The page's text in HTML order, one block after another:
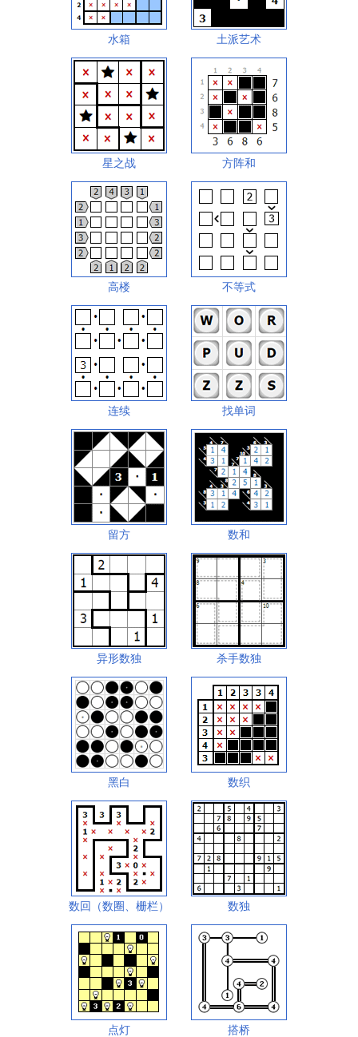
水箱 土派艺术
星之战 方阵和
高楼 不等式
连续 找单词
留方 数和
异形数独 杀手数独
黑白 数织
数回（数圈、栅栏） 数独
点灯 搭桥